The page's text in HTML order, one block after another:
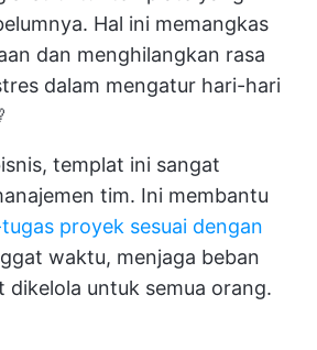
Hal ini memangkas
dan menghilangkan rasa
dalam mengatur hari-hari
templat ini sangat
tim. Ini membantu
proyek sesuai dengan
waktu, menjaga beban
dikelola untuk semua orang.